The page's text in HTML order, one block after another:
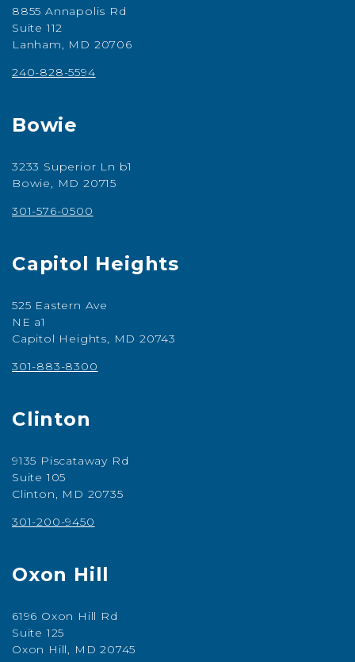
8855 Annapolis Rd
Suite 112
Lanham, MD 20706
240-828-5594
Bowie
3233 Superior Ln b1
Bowie, MD 20715
301-576-0500
Capitol Heights
525 Eastern Ave
NE a1
Capitol Heights, MD 20743
301-883-8300
Clinton
9135 Piscataway Rd
Suite 105
Clinton, MD 20735
301-200-9450
Oxon Hill
6196 Oxon Hill Rd
Suite 125
Oxon Hill, MD 20745